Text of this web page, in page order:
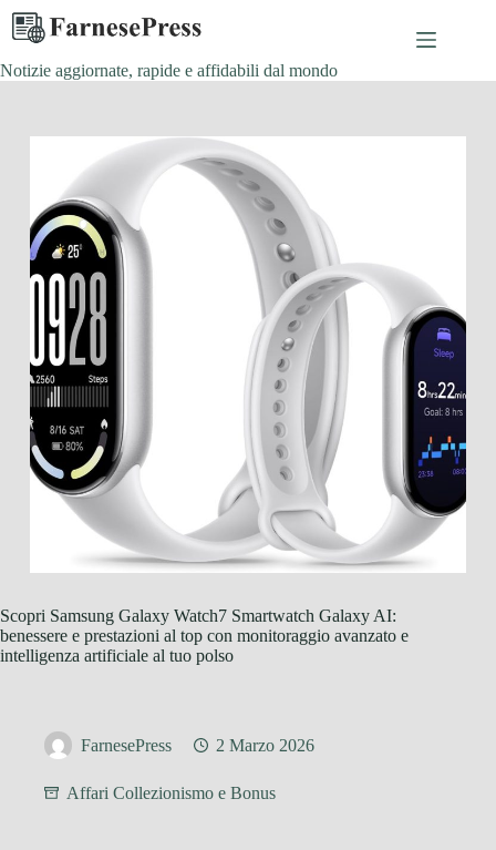
Salta
contenuto
Notizie aggiornate, rapide e affidabili dal mondo
Scopri Samsung Galaxy Watch7 Smartwatch Galaxy AI:
benessere e prestazioni al top con monitoraggio avanzato e
intelligenza artificiale al tuo polso
FarnesePress 2 Marzo 2026
Affari Collezionismo e Bonus